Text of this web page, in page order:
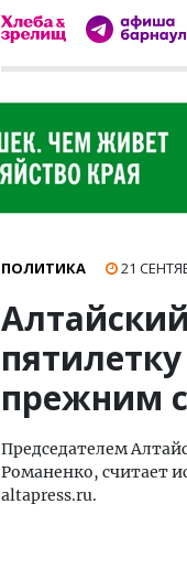
ПОЛИТИКА 21
прежним
Председателем
Романенко, считает
altapress.ru.